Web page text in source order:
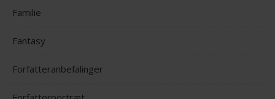
Familie
Fantasy
Forfatteranbefalinger